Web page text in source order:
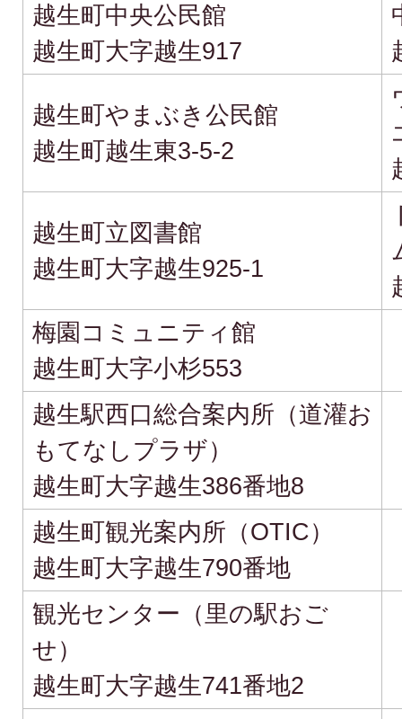
越生町中央公民館
越生町大字越生917
越生町やまぶき公民館
越生町越生東3-5-2
越生町立図書館
越生町大字越生925-1
梅園コミュニティ館
越生町大字小杉553
越生駅西口総合案内所（道灌お
もてなしプラザ）
越生町大字越生386番地8
越生町観光案内所（OTIC）
越生町大字越生790番地
観光センター（里の駅おご
せ）
越生町大字越生741番地2